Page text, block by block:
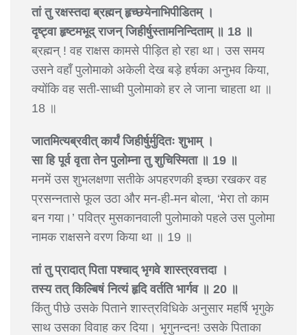
तां तु रक्षस्तदा ब्रह्मन् हृच्छयेनाभिपीडितम् ।
दृष्ट्वा हृष्टमभूद् राजन् जिहीर्षुस्तामनिन्दिताम् ॥ 18 ॥
ब्रह्मन् ! वह राक्षस कामसे पीड़ित हो रहा था। उस समय
उसने वहाँ पुलोमाको अकेली देख बड़े हर्षका अनुभव किया,
क्योंकि वह सती-साध्वी पुलोमाको हर ले जाना चाहता था ॥
18 ॥
जातमित्यब्रवीत् कार्यं जिहीर्षुर्मुदितः शुभाम् ।
सा हि पूर्व वृता तेन पुलोम्ना तु शुचिस्मिता ॥ 19 ॥
मनमें उस शुभलक्षणा सतीके अपहरणकी इच्छा रखकर वह
प्रसन्नतासे फूल उठा और मन-ही-मन बोला, ‘मेरा तो काम
बन गया।’ पवित्र मुसकानवाली पुलोमाको पहले उस पुलोमा
नामक राक्षसने वरण किया था ॥ 19 ॥
तां तु प्रादात् पिता पश्चाद् भृगवे शास्त्रवत्तदा ।
तस्य तत् किल्बिषं नित्यं हृदि वर्तति भार्गव ॥ 20 ॥
किंतु पीछे उसके पिताने शास्त्रविधिके अनुसार महर्षि भृगुके
साथ उसका विवाह कर दिया। भृगुनन्दन! उसके पिताका